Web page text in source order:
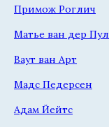
Примож Роглич
Матье ван дер Пул
Ваут ван Арт
Мадс Педерсен
Адам Йейтс